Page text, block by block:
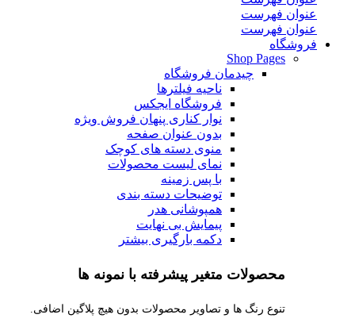
عنوان فهرست
عنوان فهرست
فروشگاه
Shop Pages
چیدمان فروشگاه
ناحیه فیلترها
فروشگاه ایجکس
نوار کناری پنهان فروش ویژه
بدون عنوان صفحه
منوی دسته های کوچک
نمای لیست محصولات
با پس زمینه
توضیحات دسته بندی
همپوشانی هدر
پیمایش بی نهایت
دکمه بارگیری بیشتر
محصولات متغیر پیشرفته با نمونه ها
تنوع رنگ ها و تصاویر محصولات بدون هیچ پلاگین اضافی.